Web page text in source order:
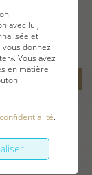
et politique de
avec lui,
et
donnez
Vous avez
en matière
.